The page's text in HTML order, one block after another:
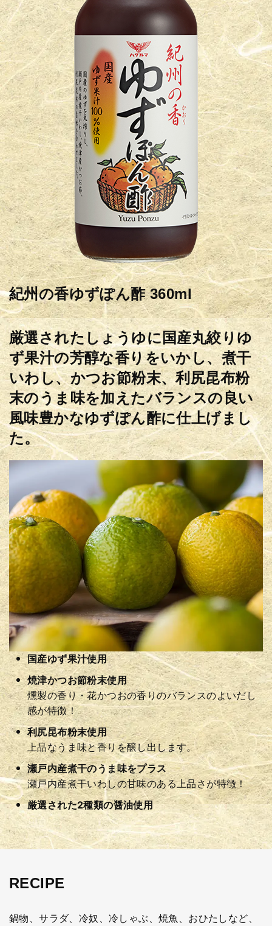
紀州の香ゆずぽん酢 360ml
厳選されたしょうゆに国産丸絞りゆ
ず果汁の芳醇な香りをいかし、煮干
いわし、かつお節粉末、利尻昆布粉
末のうま味を加えたバランスの良い
風味豊かなゆずぽん酢に仕上げまし
た。
国産ゆず果汁使用
焼津かつお節粉末使用
燻製の香り・花かつおの香りのバランスのよいだし
感が特徴！
利尻昆布粉末使用
上品なうま味と香りを醸し出します。
瀬戸内産煮干のうま味をプラス
瀬戸内産煮干いわしの甘味のある上品さが特徴！
厳選された2種類の醤油使用
RECIPE
鍋物、サラダ、冷奴、冷しゃぶ、焼魚、おひたしなど、